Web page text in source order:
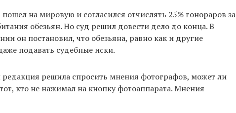
на мировую и согласился отчислять 25% гонораров за
обезьян. Но суд решил довести дело до конца. В
он постановил, что обезьяна, равно как и другие
подавать судебные иски.
редакция решила спросить мнения фотографов, может ли
кто не нажимал на кнопку фотоаппарата. Мнения